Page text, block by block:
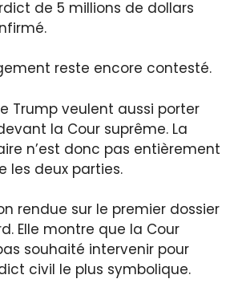
de 5 millions de dollars
reste encore contesté.
Trump veulent aussi porter
la Cour suprême. La
n’est donc pas entièrement
les deux parties.
rendue sur le premier dossier
Elle montre que la Cour
souhaité intervenir pour
civil le plus symbolique.